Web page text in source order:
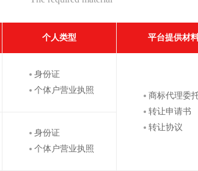
个人类型 平台提供材
身份证
个体户营业执照
商标代理委
转让申请书
转让协议
身份证
个体户营业执照